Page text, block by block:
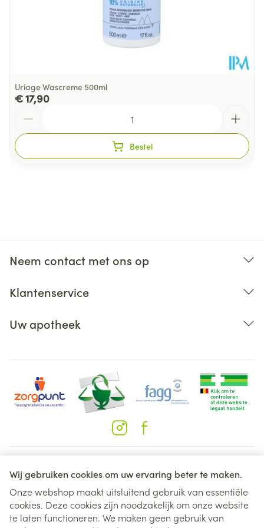
Wij gebruiken cookies om uw ervaring beter te maken.
Onze webshop maakt uitsluitend gebruik van essentiële
cookies. Deze cookies zijn noodzakelijk om onze website
te laten functioneren. We maken geen gebruik van
Uriage Wascreme 500ml
€ 17,90
Bestel
Neem contact met ons op
Klantenservice
Uw apotheek
Juridische links